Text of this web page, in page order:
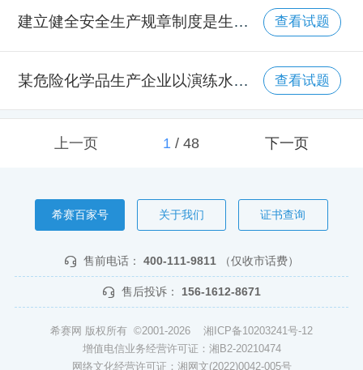
建立健全安全生产规章制度是生产经营单位的法定职责之一，关于安全生产规章制度编制程序的说法，错误的是（ ）。 查看试题
某危险化学品生产企业以演练水淹危险化学品库作为事故演练情景，根据需要，编制了演练脚本，帮助参演人员全面掌握演练进程和内容。关于演练脚本相关内容的说法，正确的是（ ）。 查看试题
上一页 1/ 48 下一页
希赛百家号 关于我们 证书查询
售前电话： 400-111-9811 （仅收市话费）
售后投诉： 156-1612-8671
希赛网 版权所有 ©2001-2026 湘ICP备10203241号-12
增值电信业务经营许可证：湘B2-20210474
网络文化经营许可证：湘网文(2022)0042-005号